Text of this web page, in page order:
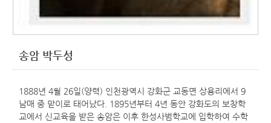
송암 박두성
1888년 4월 26일(양력) 인천광역시 강화군 교동면 상용리에서 9
남매 중 맏이로 태어났다. 1895년부터 4년 동안 강화도의 보창학
교에서 신교육을 받은 송암은 이후 한성사범학교에 입학하여 수학